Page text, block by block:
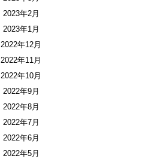
2023年2月
2023年1月
2022年12月
2022年11月
2022年10月
2022年9月
2022年8月
2022年7月
2022年6月
2022年5月